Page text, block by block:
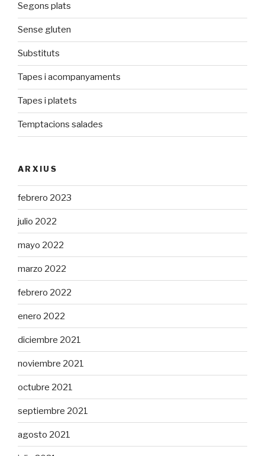
Segons plats
Sense gluten
Substituts
Tapes i acompanyaments
Tapes i platets
Temptacions salades
ARXIUS
febrero 2023
julio 2022
mayo 2022
marzo 2022
febrero 2022
enero 2022
diciembre 2021
noviembre 2021
octubre 2021
septiembre 2021
agosto 2021